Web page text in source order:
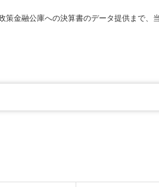
金融公庫への決算書のデータ提供まで、